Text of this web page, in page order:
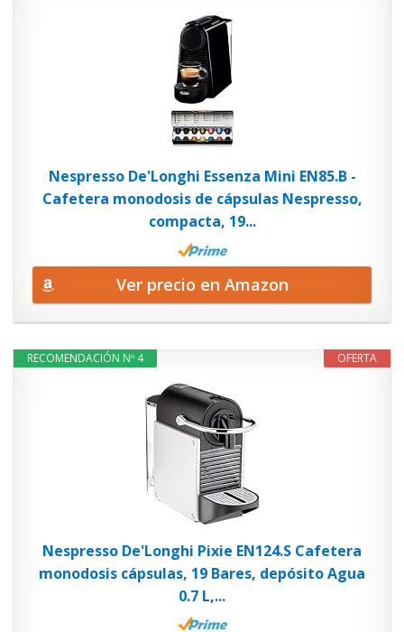
Nespresso De'Longhi Essenza Mini EN85.B -
Cafetera monodosis de cápsulas Nespresso,
compacta, 19...
Ver precio en Amazon
OFERTA
RECOMENDACIÓN Nº 4
Nespresso De'Longhi Pixie EN124.S Cafetera
monodosis cápsulas, 19 Bares, depósito Agua
0.7 L,...